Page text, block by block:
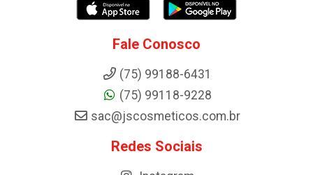
Fale Conosco
(75) 99188-6431
(75) 99118-9228
sac@jscosmeticos.com.br
Redes Sociais